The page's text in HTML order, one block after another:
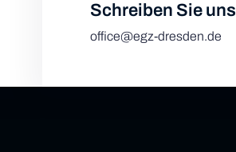
Schreiben Sie uns
office@egz-dresden.de